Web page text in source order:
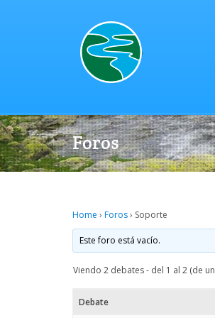
Foros
Home › Foros› Soporte
Este foro está vacío.
Viendo 2 debates - del 1 al 2 (de
Debate